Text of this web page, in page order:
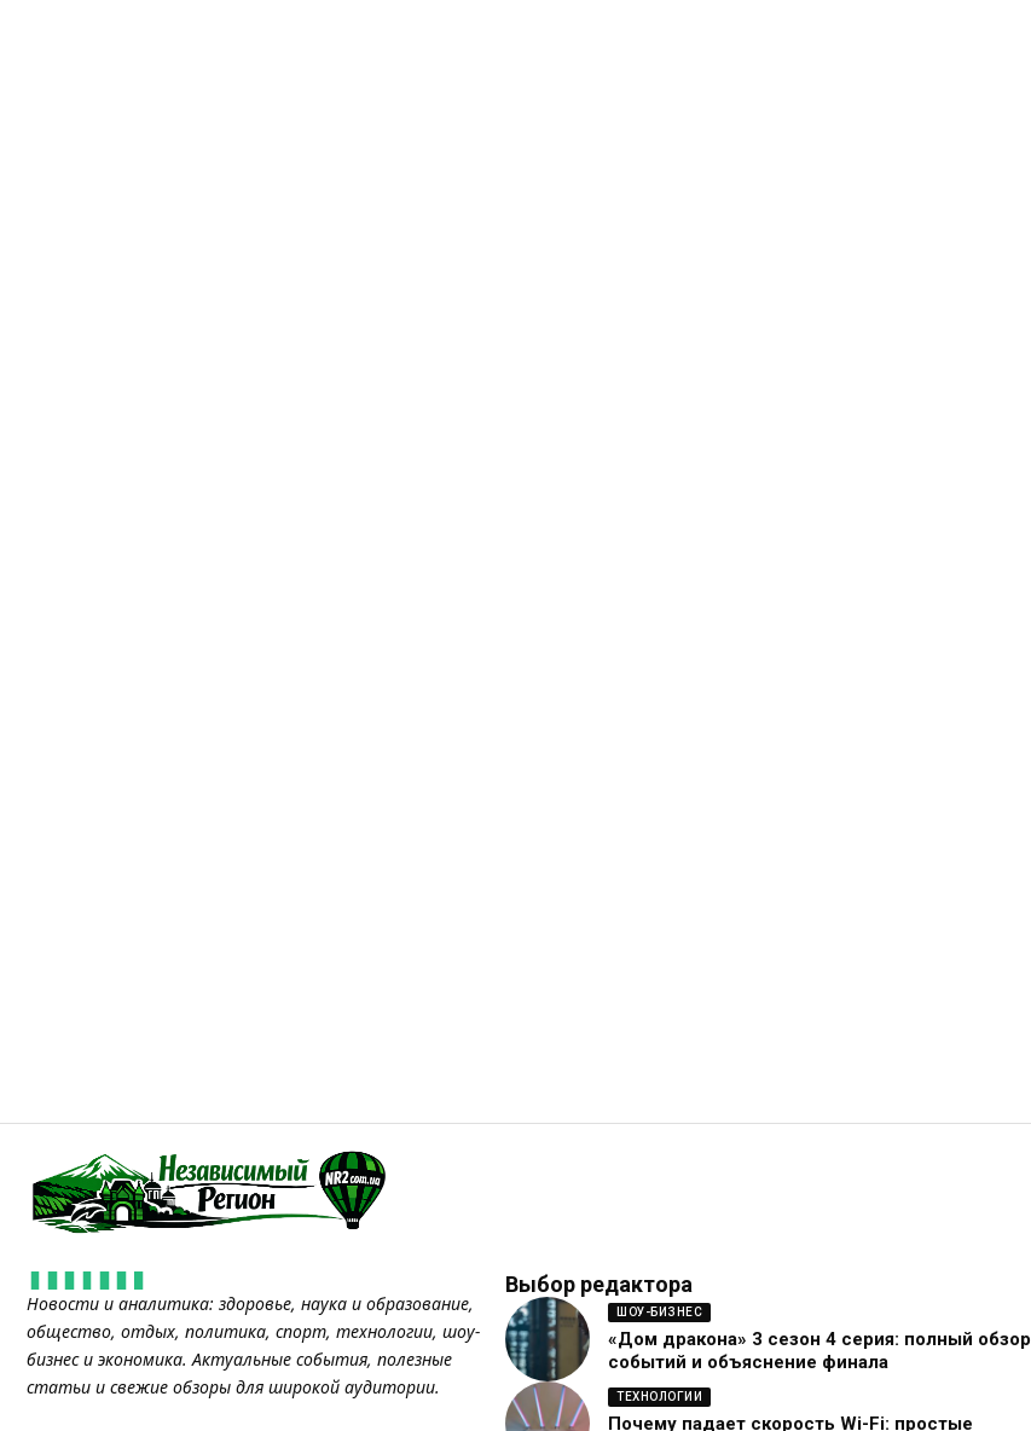
Новости и аналитика: здоровье, наука и образование,
общество, отдых, политика, спорт, технологии, шоу-
бизнес и экономика. Актуальные события, полезные
статьи и свежие обзоры для широкой аудитории.
Выбор редактора
ШОУ-БИЗНЕС
«Дом дракона» 3 сезон 4 серия: полный обзор
событий и объяснение финала
ТЕХНОЛОГИИ
Почему падает скорость Wi-Fi: простые